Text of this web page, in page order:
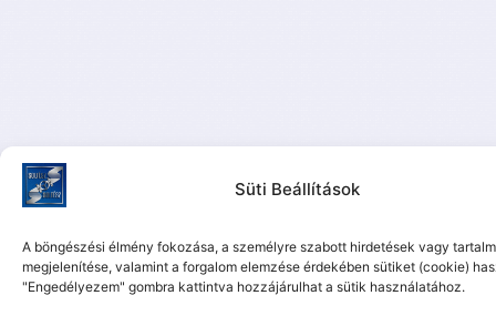
Süti Beállítások
A böngészési élmény fokozása, a személyre szabott hirdetések vagy
megjelenítése, valamint a forgalom elemzése érdekében sütiket (cookie)
"Engedélyezem" gombra kattintva hozzájárulhat a sütik használatához.